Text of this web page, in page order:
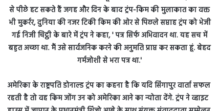
अमेरिका के राष्ट्रपति डोनाल्ड ट्रंप का कहना है कि यदि सिंगापुर वार्ता सफल
रहती है तो वह किम जोंग उन को अमेरिका आने का न्योता देंगे. ट्रंप ने व्हाइट